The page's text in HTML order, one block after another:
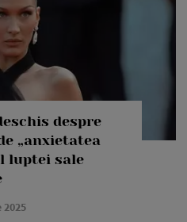
despre
„anxietatea
luptei sale